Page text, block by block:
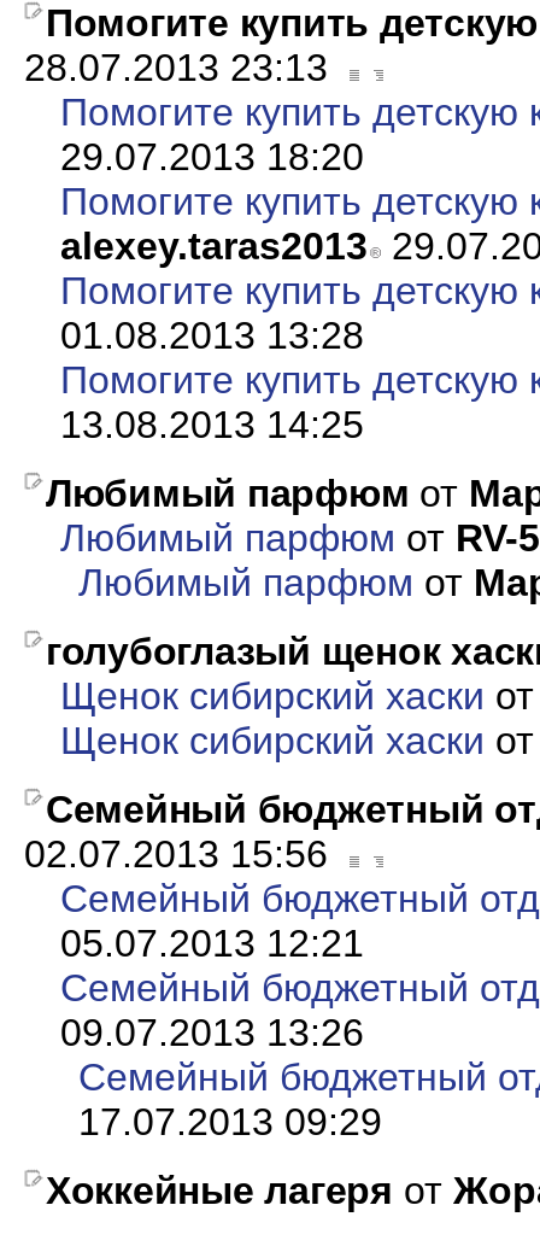
Помогите купить
28.07.2013 23:13
Помогите купить детскую
29.07.2013 18:20
Помогите купить детскую
alexey.taras2013
Помогите купить детскую
01.08.2013 13:28
Помогите купить детскую
13.08.2013 14:25
Любимый парфюм от
Любимый парфюм от RV-5
Любимый парфюм от
голубоглазый щенок
Щенок сибирский хаски
Щенок сибирский хаски
Семейный бюджетный
02.07.2013 15:56
Семейный бюджетный
05.07.2013 12:21
Семейный бюджетный
09.07.2013 13:26
Семейный бюджетный
17.07.2013 09:29
Хоккейные лагеря от